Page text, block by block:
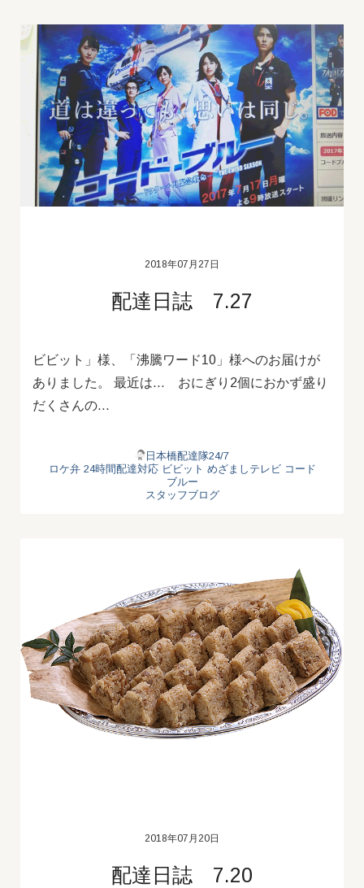
2018年07月27日
配達日誌 7.27
ビビット」様、「沸騰ワード10」様へのお届けが
ありました。 最近は… おにぎり2個におかず盛り
だくさんの…
日本橋配達隊24/7
ロケ弁 24時間配達対応 ビビット めざましテレビ コード
ブルー
スタッフブログ
2018年07月20日
配達日誌 7.20